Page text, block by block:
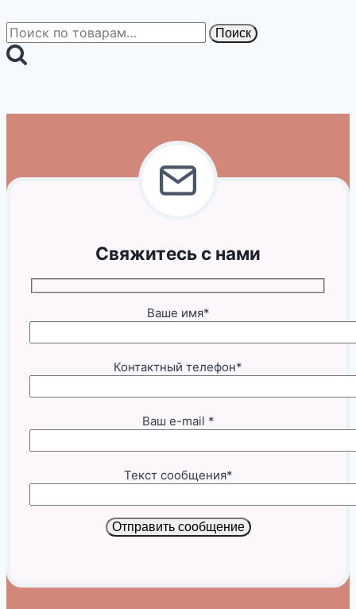
Искать: Поиск
Свяжитесь с нами
Ваше имя*
Контактный телефон*
Ваш e-mail *
Текст сообщения*
Отправить сообщение